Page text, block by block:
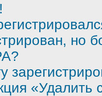
но
«Удалить